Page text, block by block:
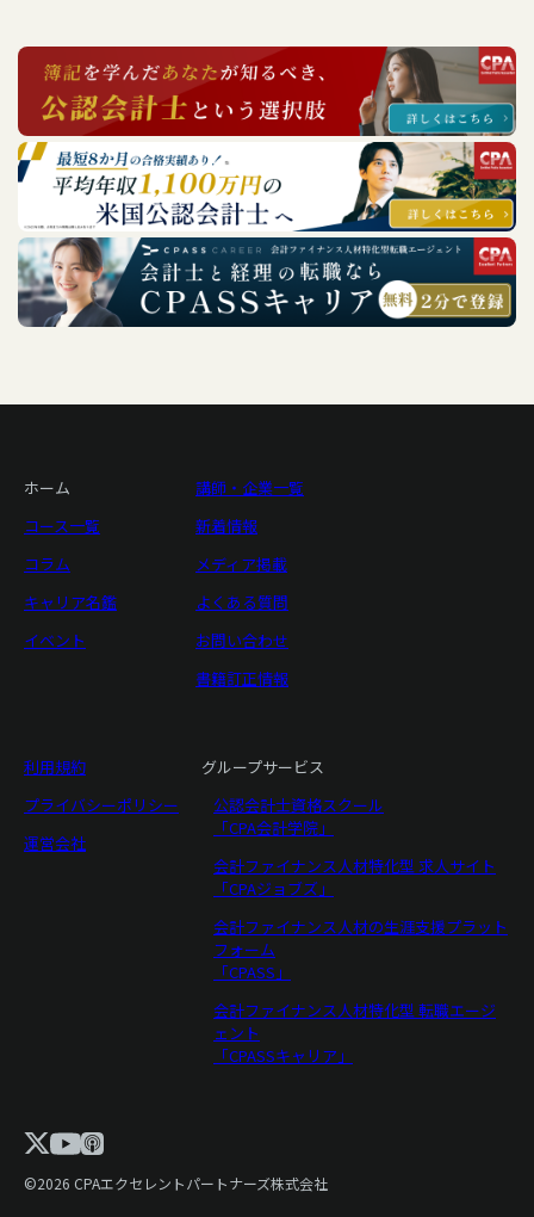
ホーム
コース一覧
コラム
キャリア名鑑
イベント
講師・企業一覧
新着情報
メディア掲載
よくある質問
お問い合わせ
書籍訂正情報
利用規約
プライバシーポリシー
運営会社
グループサービス
公認会計士資格スクール
「CPA会計学院」
会計ファイナンス人材特化型 求人サイト
「CPAジョブズ」
会計ファイナンス人材の生涯支援プラット
フォーム
「CPASS」
会計ファイナンス人材特化型 転職エージ
ェント
「CPASSキャリア」
©2026 CPAエクセレントパートナーズ株式会社